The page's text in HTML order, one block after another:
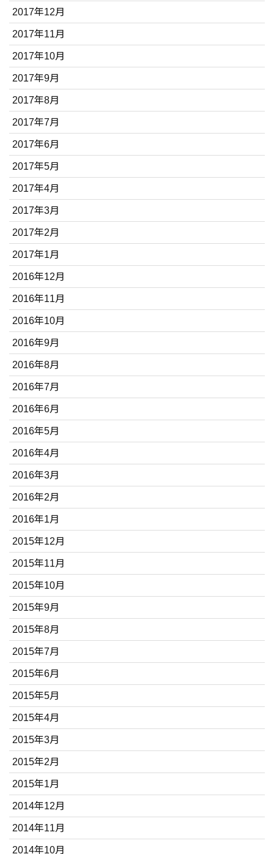
2017年12月
2017年11月
2017年10月
2017年9月
2017年8月
2017年7月
2017年6月
2017年5月
2017年4月
2017年3月
2017年2月
2017年1月
2016年12月
2016年11月
2016年10月
2016年9月
2016年8月
2016年7月
2016年6月
2016年5月
2016年4月
2016年3月
2016年2月
2016年1月
2015年12月
2015年11月
2015年10月
2015年9月
2015年8月
2015年7月
2015年6月
2015年5月
2015年4月
2015年3月
2015年2月
2015年1月
2014年12月
2014年11月
2014年10月